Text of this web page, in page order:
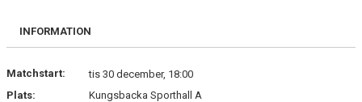
MATCHER
KONTAKT
INFORMATION
Matchstart:
tis 30 december, 18:00
Plats:
Kungsbacka Sporthall A